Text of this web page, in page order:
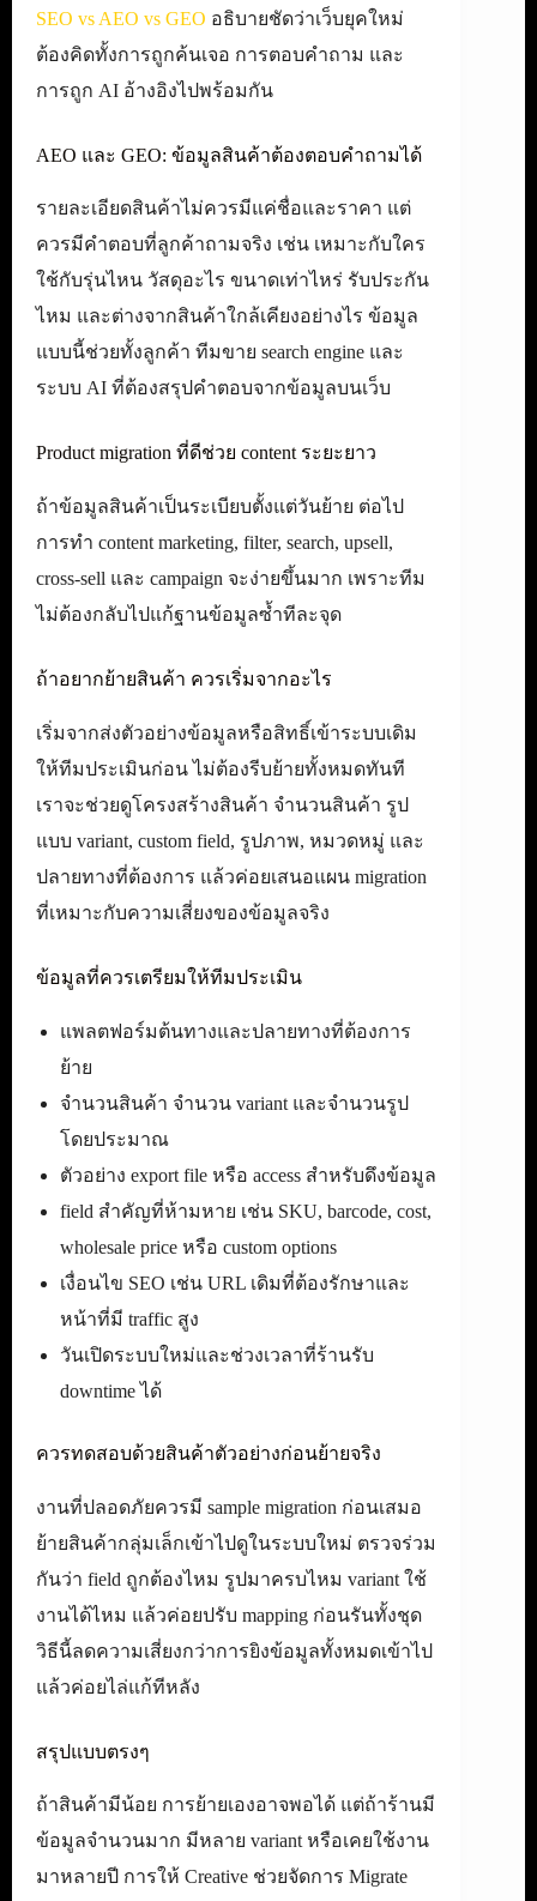
SEO vs AEO vs GEO อธิบายชัดว่าเว็บยุคใหม่
ต้องคิดทั้งการถูกค้นเจอ การตอบคำถาม และ
การถูก AI อ้างอิงไปพร้อมกัน
AEO และ GEO: ข้อมูลสินค้าต้องตอบคำถามได้
รายละเอียดสินค้าไม่ควรมีแค่ชื่อและราคา แต่
ควรมีคำตอบที่ลูกค้าถามจริง เช่น เหมาะกับใคร
ใช้กับรุ่นไหน วัสดุอะไร ขนาดเท่าไหร่ รับประกัน
ไหม และต่างจากสินค้าใกล้เคียงอย่างไร ข้อมูล
แบบนี้ช่วยทั้งลูกค้า ทีมขาย search engine และ
ระบบ AI ที่ต้องสรุปคำตอบจากข้อมูลบนเว็บ
Product migration ที่ดีช่วย content ระยะยาว
ถ้าข้อมูลสินค้าเป็นระเบียบตั้งแต่วันย้าย ต่อไป
การทำ content marketing, filter, search, upsell,
cross-sell และ campaign จะง่ายขึ้นมาก เพราะทีม
ไม่ต้องกลับไปแก้ฐานข้อมูลซ้ำทีละจุด
ถ้าอยากย้ายสินค้า ควรเริ่มจากอะไร
เริ่มจากส่งตัวอย่างข้อมูลหรือสิทธิ์เข้าระบบเดิม
ให้ทีมประเมินก่อน ไม่ต้องรีบย้ายทั้งหมดทันที
เราจะช่วยดูโครงสร้างสินค้า จำนวนสินค้า รูป
แบบ variant, custom field, รูปภาพ, หมวดหมู่ และ
ปลายทางที่ต้องการ แล้วค่อยเสนอแผน migration
ที่เหมาะกับความเสี่ยงของข้อมูลจริง
ข้อมูลที่ควรเตรียมให้ทีมประเมิน
แพลตฟอร์มต้นทางและปลายทางที่ต้องการ
ย้าย
จำนวนสินค้า จำนวน variant และจำนวนรูป
โดยประมาณ
ตัวอย่าง export file หรือ access สำหรับดึงข้อมูล
field สำคัญที่ห้ามหาย เช่น SKU, barcode, cost,
wholesale price หรือ custom options
เงื่อนไข SEO เช่น URL เดิมที่ต้องรักษาและ
หน้าที่มี traffic สูง
วันเปิดระบบใหม่และช่วงเวลาที่ร้านรับ
downtime ได้
ควรทดสอบด้วยสินค้าตัวอย่างก่อนย้ายจริง
งานที่ปลอดภัยควรมี sample migration ก่อนเสมอ
ย้ายสินค้ากลุ่มเล็กเข้าไปดูในระบบใหม่ ตรวจร่วม
กันว่า field ถูกต้องไหม รูปมาครบไหม variant ใช้
งานได้ไหม แล้วค่อยปรับ mapping ก่อนรันทั้งชุด
วิธีนี้ลดความเสี่ยงกว่าการยิงข้อมูลทั้งหมดเข้าไป
แล้วค่อยไล่แก้ทีหลัง
สรุปแบบตรงๆ
ถ้าสินค้ามีน้อย การย้ายเองอาจพอได้ แต่ถ้าร้านมี
ข้อมูลจำนวนมาก มีหลาย variant หรือเคยใช้งาน
มาหลายปี การให้ Creative ช่วยจัดการ Migrate